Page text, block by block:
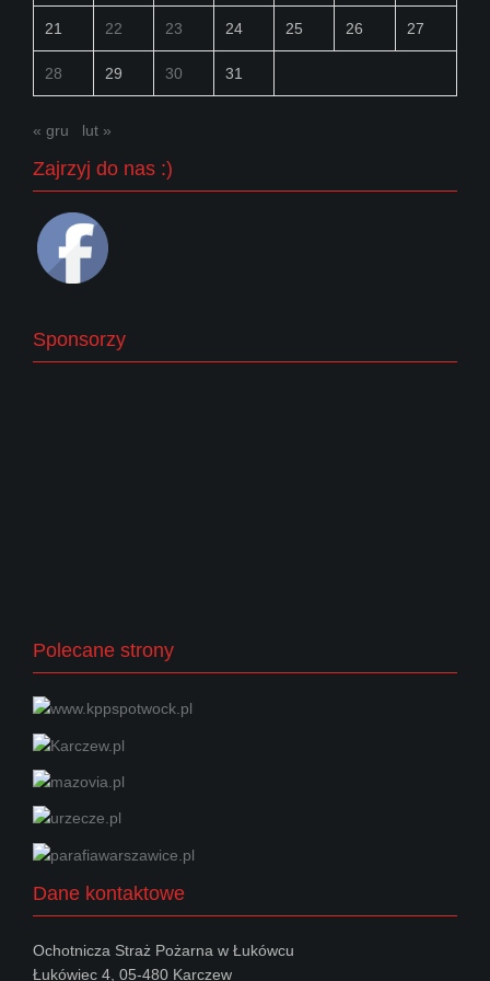
21 22 23 24 25 26 27
28 29 30 31
« gru lut »
Zajrzyj do nas :)
Sponsorzy
Polecane strony
Dane kontaktowe
Ochotnicza Straż Pożarna w Łukówcu
Łukówiec 4, 05-480 Karczew